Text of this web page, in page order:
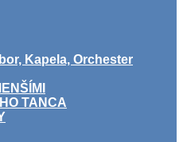
Kapela, Orchester
TANCA